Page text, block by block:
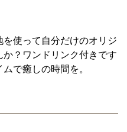
使って自分だけのオリジ
？ワンドリンク付きです
で癒しの時間を。